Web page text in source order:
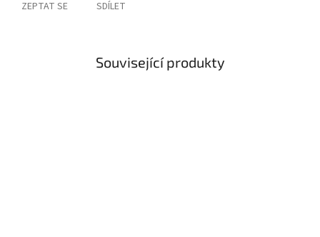
ZEPTAT SE SDÍLET
Související produkty